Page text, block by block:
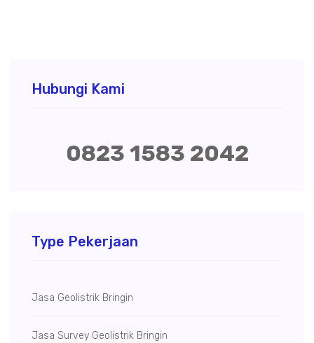
Hubungi Kami
0823 1583 2042
Type Pekerjaan
Jasa Geolistrik Bringin
Jasa Survey Geolistrik Bringin